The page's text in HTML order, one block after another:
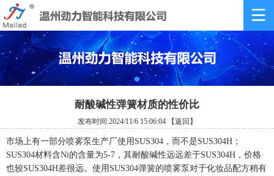
耐酸碱性弹簧材质的性价比
发布时间:2024/11/6 15:06:04 【返回】
市场上有一部分喷雾泵生产厂使用SUS304，而不是SUS304H；
SUS304材料含Ni的含量为5-7，其耐酸碱性远远差于SUS304H，价格
也较SUS304H差很远。使用SUS304弹簧的喷雾泵对于化妆品配方稍有